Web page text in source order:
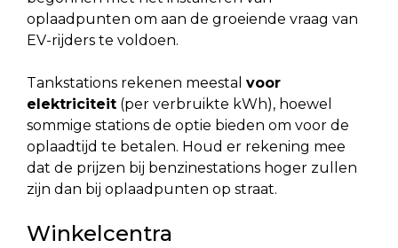
oplaadpunten om aan de groeiende vraag van
EV-rijders te voldoen.
Tankstations rekenen meestal voor
elektriciteit (per verbruikte kWh), hoewel
sommige stations de optie bieden om voor de
oplaadtijd te betalen. Houd er rekening mee
dat de prijzen bij benzinestations hoger zullen
zijn dan bij oplaadpunten op straat.
Winkelcentra